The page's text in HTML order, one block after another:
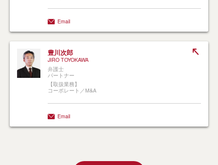
Email
豊川次郎
JIRO TOYOKAWA
弁護士
パートナー
【取扱業務】
コーポレート／M&A
Email